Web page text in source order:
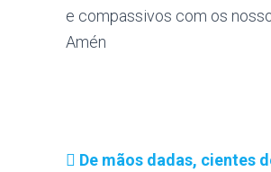
e compassivos com os
Amén
De mãos dadas, cientes